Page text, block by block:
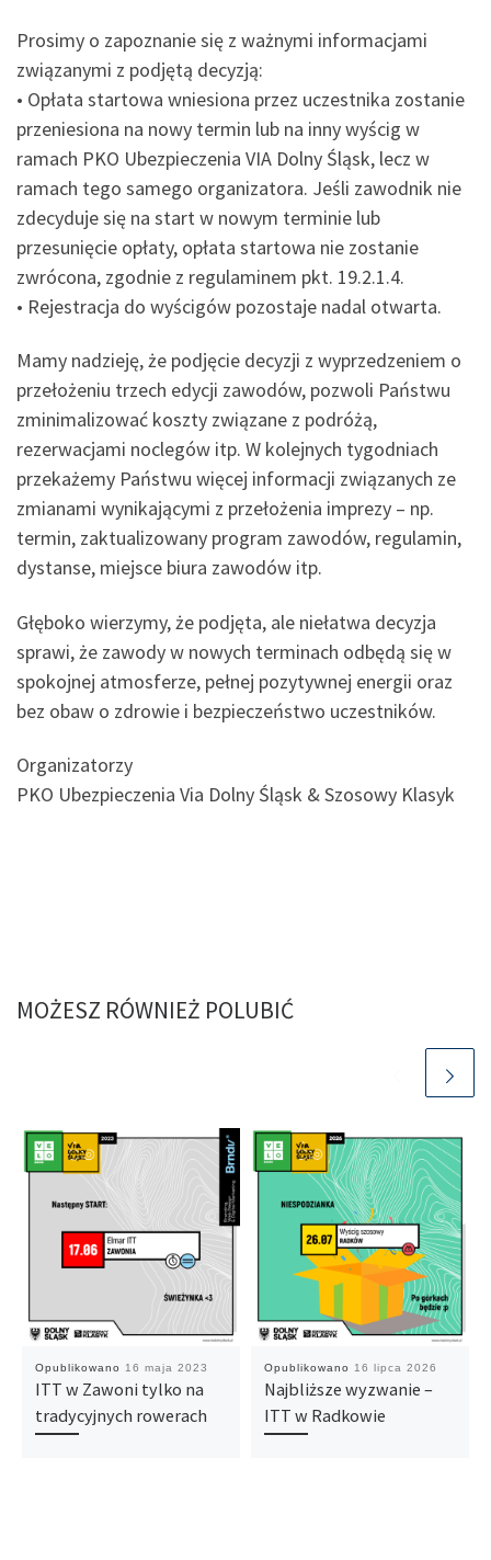
Prosimy o zapoznanie się z ważnymi informacjami
związanymi z podjętą decyzją:
• Opłata startowa wniesiona przez uczestnika zostanie
przeniesiona na nowy termin lub na inny wyścig w
ramach PKO Ubezpieczenia VIA Dolny Śląsk, lecz w
ramach tego samego organizatora. Jeśli zawodnik nie
zdecyduje się na start w nowym terminie lub
przesunięcie opłaty, opłata startowa nie zostanie
zwrócona, zgodnie z regulaminem pkt. 19.2.1.4.
• Rejestracja do wyścigów pozostaje nadal otwarta.
Mamy nadzieję, że podjęcie decyzji z wyprzedzeniem o
przełożeniu trzech edycji zawodów, pozwoli Państwu
zminimalizować koszty związane z podróżą,
rezerwacjami noclegów itp. W kolejnych tygodniach
przekażemy Państwu więcej informacji związanych ze
zmianami wynikającymi z przełożenia imprezy – np.
termin, zaktualizowany program zawodów, regulamin,
dystanse, miejsce biura zawodów itp.
Głęboko wierzymy, że podjęta, ale niełatwa decyzja
sprawi, że zawody w nowych terminach odbędą się w
spokojnej atmosferze, pełnej pozytywnej energii oraz
bez obaw o zdrowie i bezpieczeństwo uczestników.
Organizatorzy
PKO Ubezpieczenia Via Dolny Śląsk & Szosowy Klasyk
MOŻESZ RÓWNIEŻ POLUBIĆ
Opublikowano 16 maja 2023
ITT w Zawoni tylko na
tradycyjnych rowerach
Opublikowano 16 lipca 2026
Najbliższe wyzwanie –
ITT w Radkowie